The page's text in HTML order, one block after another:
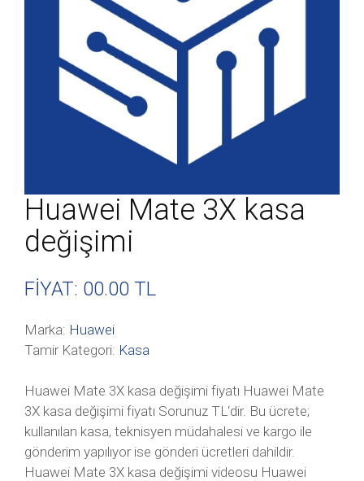
Huawei Mate 3X kasa
değişimi
FİYAT: 00.00 TL
Marka: Huawei
Tamir Kategori: Kasa
Huawei Mate 3X kasa değişimi fiyatı Huawei Mate
3X kasa değişimi fiyatı Sorunuz TL‘dir. Bu ücrete;
kullanılan kasa, teknisyen müdahalesi ve kargo ile
gönderim yapılıyor ise gönderi ücretleri dahildir.
Huawei Mate 3X kasa değişimi videosu Huawei